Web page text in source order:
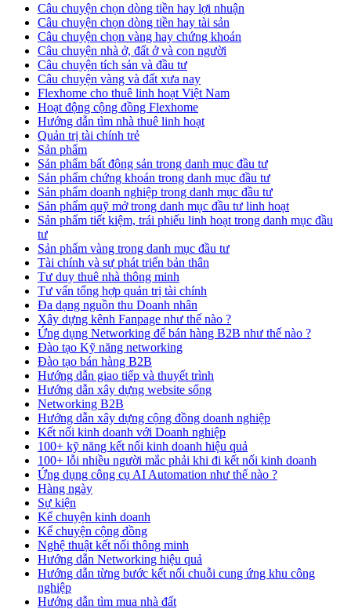
Câu chuyện chọn dòng tiền hay lợi nhuận
Câu chuyện chọn dòng tiền hay tài sản
Câu chuyện chọn vàng hay chứng khoán
Câu chuyện nhà ở, đất ở và con người
Câu chuyện tích sản và đầu tư
Câu chuyện vàng và đất xưa nay
Flexhome cho thuê linh hoạt Việt Nam
Hoạt động cộng đồng Flexhome
Hướng dẫn tìm nhà thuê linh hoạt
Quản trị tài chính trẻ
Sản phẩm
Sản phẩm bất động sản trong danh mục đầu tư
Sản phẩm chứng khoán trong danh mục đầu tư
Sản phẩm doanh nghiệp trong danh mục đầu tư
Sản phẩm quỹ mở trong danh mục đầu tư linh hoạt
Sản phẩm tiết kiệm, trái phiếu linh hoạt trong danh mục đầu
tư
Sản phẩm vàng trong danh mục đầu tư
Tài chính và sự phát triển bản thân
Tư duy thuê nhà thông minh
Tư vấn tổng hợp quản trị tài chính
Đa dạng nguồn thu Doanh nhân
Xây dựng kênh Fanpage như thế nào ?
Ứng dụng Networking để bán hàng B2B như thế nào ?
Đào tạo Kỹ năng networking
Đào tạo bán hàng B2B
Hướng dẫn giao tiếp và thuyết trình
Hướng dẫn xây dựng website sống
Networking B2B
Hướng dẫn xây dựng cộng đồng doanh nghiệp
Kết nối kinh doanh với Doanh nghiệp
100+ kỹ năng kết nối kinh doanh hiệu quả
100+ lỗi nhiều người mắc phải khi đi kết nối kinh doanh
Ứng dụng công cụ AI Automation như thế nào ?
Hàng ngày
Sự kiện
Kể chuyện kinh doanh
Kể chuyện cộng đồng
Nghệ thuật kết nối thông minh
Hướng dẫn Networking hiệu quả
Hướng dẫn từng bước kết nối chuỗi cung ứng khu công
nghiệp
Hướng dẫn tìm mua nhà đất